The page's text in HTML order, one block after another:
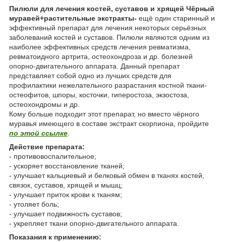
Пилюли для лечения костей, суставов и хрящей Чёрный
муравей+растительные экстракты- ещё один старинный и
эффективный препарат для лечения некоторых серьёзных
заболеваний костей и суставов. Пилюли являются одним из
наиболее эффективных средств лечения ревматизма,
ревматоидного артрита, остеохондроза и др. болезней
опорно-двигательного аппарата. Данный препарат
представляет собой одно из лучших средств для
профилактики нежелательного разрастания костной ткани-
остеофитов, шпоры, косточки, гиперостоза, экзостоза,
остеохондромы и др.
Кому больше подходит этот препарат, но вместо чёрного
муравья имеющего в составе экстракт скорпиона, пройдите
по этой ссылке.
Действие препарата:
- противовоспалительное;
- ускоряет восстановление тканей;
- улучшает кальциевый и белковый обмен в тканях костей,
связок, суставов, хрящей и мышц;
- улучшает приток крови к тканям;
- утоляет боль;
- улучшает подвижность суставов;
- укрепляет ткани опорно-двигательного аппарата.
Показания к применению: